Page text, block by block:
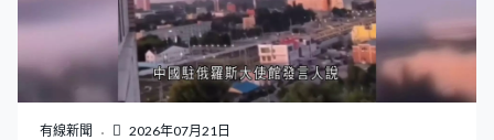
何國家歧視對待美國商品，毋須國會批准即可加徵最高
50%關稅，是美國史上首次使用這項條款。 加拿大總理卡
尼批評美國違反《美墨加協定》，加拿大有權反制，強調
會捍衛工人、企業和國家經濟，加徵關稅也會增加美國人
負擔，已準備與華府磋商，解決貿易爭端。 安大略省省長
有線新聞 2026年07月21日